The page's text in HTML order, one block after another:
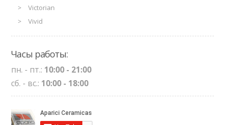
Victorian
Vivid
Часы работы:
пн. - пт.: 10:00 - 21:00
сб. - вс.: 10:00 - 18:00